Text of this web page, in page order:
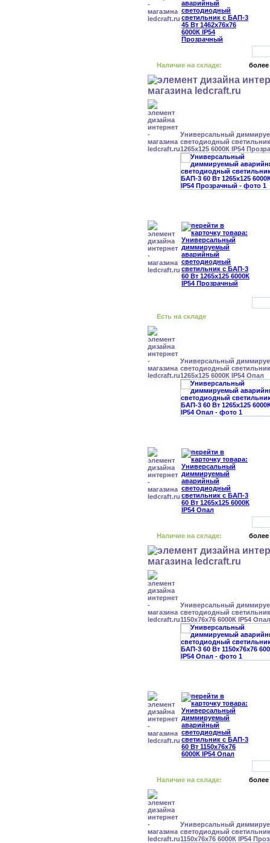
Наличие на складе: более
Универсальный
светодиодный
1265x125 6000К IP54
Есть на складе
Универсальный
светодиодный
1265x125 6000К IP54 Опал
Наличие на складе: более
Универсальный
светодиодный
1150x76x76 6000К IP54 Опал
Наличие на складе: более
Универсальный
светодиодный
1150x76x76 6000К IP54